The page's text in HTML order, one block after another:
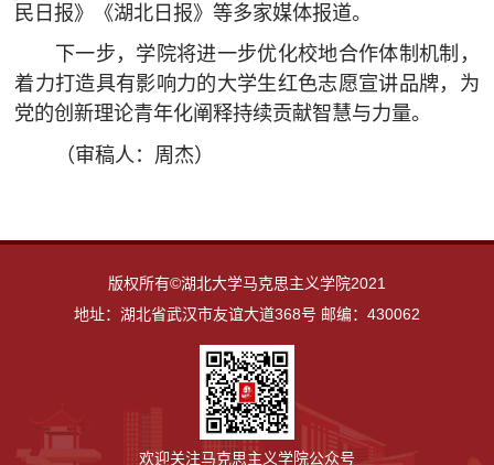
民日报》《湖北日报》等多家媒体报道。
下一步，学院将进一步优化校地合作体制机制，
着力打造具有影响力的大学生红色志愿宣讲品牌，为
党的创新理论青年化阐释持续贡献智慧与力量。
（审稿人：周杰）
版权所有©湖北大学马克思主义学院2021
地址：湖北省武汉市友谊大道368号 邮编：430062
欢迎关注马克思主义学院公众号